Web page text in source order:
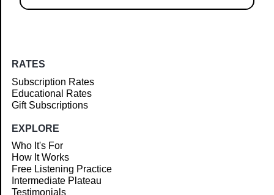
RATES
Subscription Rates
Educational Rates
Gift Subscriptions
EXPLORE
Who It's For
How It Works
Free Listening Practice
Intermediate Plateau
Testimonials